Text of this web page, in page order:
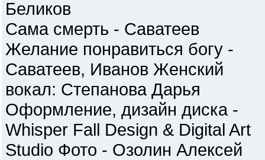
Беликов
Сама смерть - Саватеев
Желание понравиться богу -
Саватеев, Иванов Женский
вокал: Степанова Дарья
Оформление, дизайн диска -
Whisper Fall Design & Digital Art
Studio Фото - Озолин Алексей